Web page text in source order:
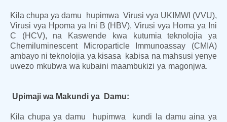
Kila chupa ya damu hupimwa Virusi vya UKIMWI (VVU),
Virusi vya Hpoma ya Ini B (HBV), Virusi vya Homa ya Ini
C (HCV), na Kaswende kwa kutumia teknolojia ya
Chemiluminescent Microparticle Immunoassay (CMIA)
ambayo ni teknolojia ya kisasa kabisa na mahsusi yenye
uwezo mkubwa wa kubaini maambukizi ya magonjwa.
Upimaji wa Makundi ya Damu:
Kila chupa ya damu hupimwa kundi la damu aina ya